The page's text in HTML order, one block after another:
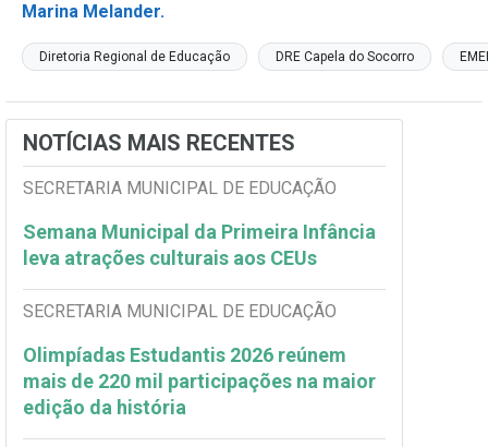
Marina Melander.
Diretoria Regional de Educação DRE Capela do Socorro
NOTÍCIAS MAIS RECENTES
SECRETARIA MUNICIPAL DE EDUCAÇÃO
Semana Municipal da Primeira Infância
leva atrações culturais aos CEUs
SECRETARIA MUNICIPAL DE EDUCAÇÃO
Olimpíadas Estudantis 2026 reúnem
mais de 220 mil participações na maior
edição da história